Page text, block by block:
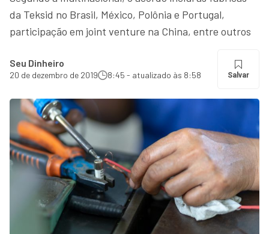
da Teksid no Brasil, México, Polônia e Portugal,
participação em joint venture na China, entre outros
Seu Dinheiro
20 de dezembro de 2019 8:45 - atualizado às 8:58 Salvar